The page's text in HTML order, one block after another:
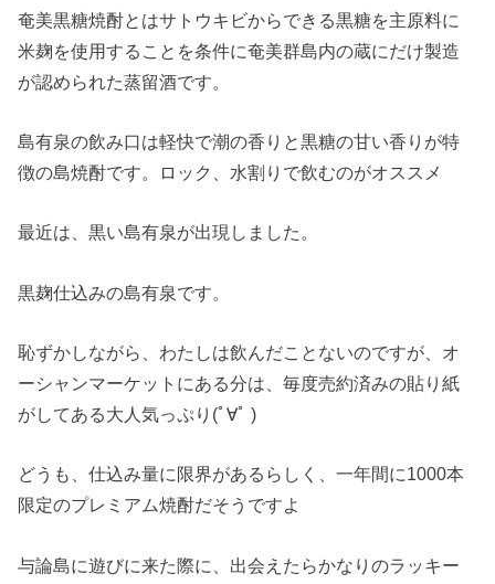
奄美黒糖焼酎とはサトウキビからできる黒糖を主原料に
米麹を使用することを条件に奄美群島内の蔵にだけ製造
が認められた蒸留酒です。
島有泉の飲み口は軽快で潮の香りと黒糖の甘い香りが特
徴の島焼酎です。ロック、水割りで飲むのがオススメ
最近は、黒い島有泉が出現しました。
黒麹仕込みの島有泉です。
恥ずかしながら、わたしは飲んだことないのですが、オ
ーシャンマーケットにある分は、毎度売約済みの貼り紙
がしてある大人気っぷり(ﾟ∀ﾟ )
どうも、仕込み量に限界があるらしく、一年間に1000本
限定のプレミアム焼酎だそうですよ
与論島に遊びに来た際に、出会えたらかなりのラッキー